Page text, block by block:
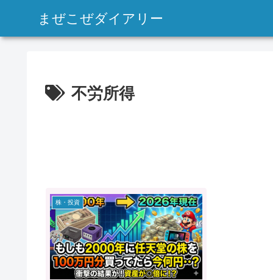
まぜこぜダイアリー
不労所得
株・投資